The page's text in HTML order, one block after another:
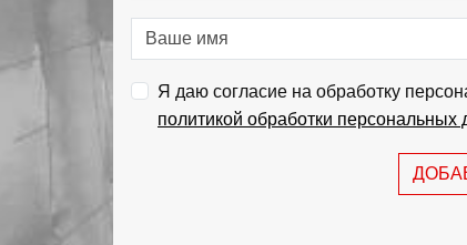
Я даю согласие на обработку
политикой обработки персональных